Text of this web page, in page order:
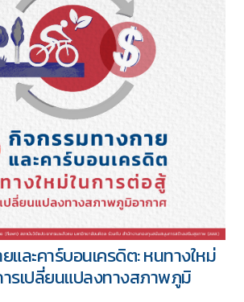
และคาร์บอนเครดิต: หนทางใหม่
รเปลี่ยนแปลงทางสภาพภูมิ